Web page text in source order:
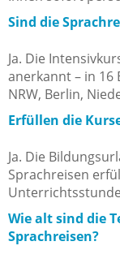
Sind die
Ja. Die
anerkannt – in 16
NRW, Berlin,
Erfüllen die
Ja. Die
Sprachreisen
Wie alt sind die
Sprachreisen?